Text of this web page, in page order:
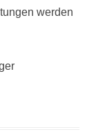
werden